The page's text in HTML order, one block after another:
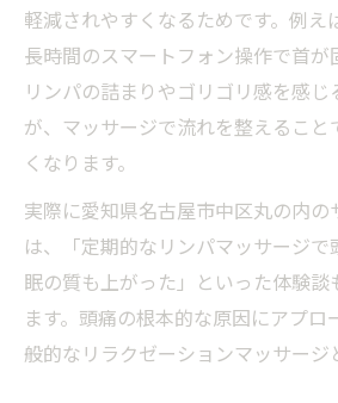
軽減されやすくなるためです。例え
長時間のスマートフォン操作で首が
リンパの詰まりやゴリゴリ感を感
が、マッサージで流れを整えるこ
くなります。
実際に愛知県名古屋市中区丸の内の
は、「定期的なリンパマッサージ
眠の質も上がった」といった体験談
ます。頭痛の根本的な原因にアプ
般的なリラクゼーションマッサージ